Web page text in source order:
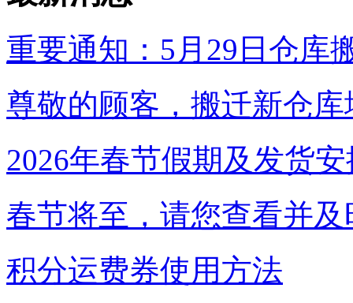
重要通知：5月29日仓库
尊敬的顾客，搬迁新仓
2026年春节假期及发货
春节将至，请您查看并
积分运费券使用方法